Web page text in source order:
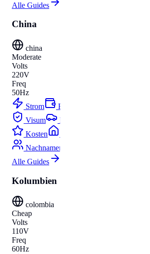
Alle Guides
China
china
Moderate
Volts
220V
Freq
50Hz
Strom
Budget
Visum
Parken
Kosten
Nachnamen
Alle Guides
Kolumbien
colombia
Cheap
Volts
110V
Freq
60Hz